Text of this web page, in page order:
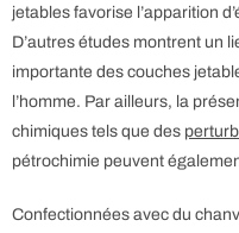
jetables favorise l’apparition
D’autres études montrent un
importante des couches
l’homme. Par ailleurs, la
chimiques tels que des
pétrochimie peuvent
Confectionnées avec du